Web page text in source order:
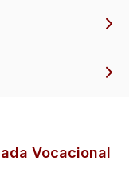
Vocacional